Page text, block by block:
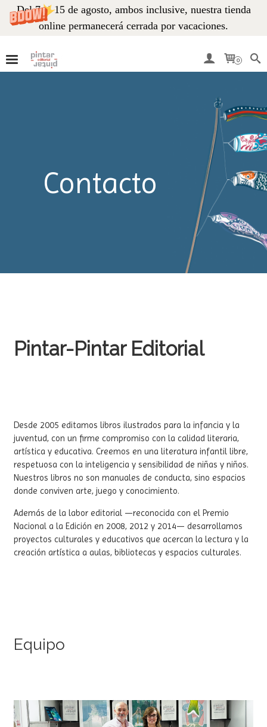
Del 7 al 15 de agosto, ambos inclusive, nuestra tienda
online permanecerá cerrada por vacaciones.
0
Contacto
Pintar-Pintar Editorial
Desde 2005 editamos libros ilustrados para la infancia y la
juventud, con un firme compromiso con la calidad literaria,
artística y educativa. Creemos en una literatura infantil libre,
respetuosa con la inteligencia y sensibilidad de niñas y niños.
Nuestros libros no son manuales de conducta, sino espacios
donde conviven arte, juego y conocimiento.
Además de la labor editorial —reconocida con el Premio
Nacional a la Edición en 2008, 2012 y 2014— desarrollamos
proyectos culturales y educativos que acercan la lectura y la
creación artística a aulas, bibliotecas y espacios culturales.
Equipo